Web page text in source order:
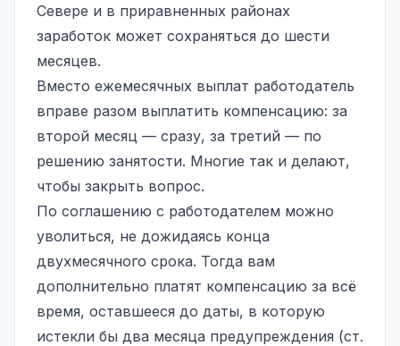
Севере и в приравненных районах
заработок может сохраняться до шести
месяцев.
Вместо ежемесячных выплат работодатель
вправе разом выплатить компенсацию: за
второй месяц — сразу, за третий — по
решению занятости. Многие так и делают,
чтобы закрыть вопрос.
По соглашению с работодателем можно
уволиться, не дожидаясь конца
двухмесячного срока. Тогда вам
дополнительно платят компенсацию за всё
время, оставшееся до даты, в которую
истекли бы два месяца предупреждения (ст.